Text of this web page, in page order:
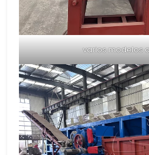
varios modelos